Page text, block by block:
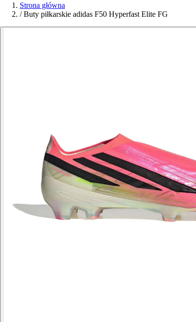
Strona główna
/ Buty piłkarskie adidas F50 Hyperfast Elite FG